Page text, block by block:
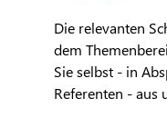
Die relevanten
dem
Sie selbst - in
Referenten - aus